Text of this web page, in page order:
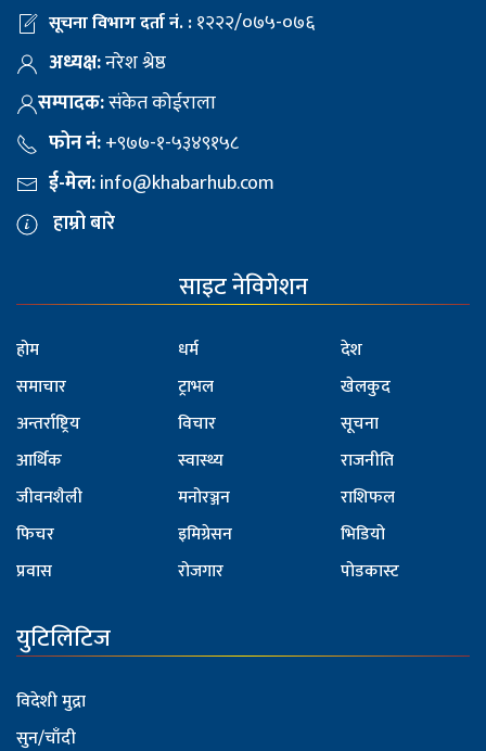
सूचना विभाग दर्ता नं. :१२२२/०७५-०७६
अध्यक्ष:नरेश श्रेष्ठ
सम्पादक:संकेत कोईराला
फोन नं:+९७७-१-५३४९१५८
ई-मेल:info@khabarhub.com
हाम्रो बारे
साइट नेविगेशन
होम
समाचार
अन्तर्राष्ट्रिय
आर्थिक
जीवनशैली
फिचर
प्रवास
धर्म
ट्राभल
विचार
स्वास्थ्य
मनोरञ्जन
इमिग्रेसन
रोजगार
देश
खेलकुद
सूचना
राजनीति
राशिफल
भिडियो
पोडकास्ट
युटिलिटिज
विदेशी मुद्रा
सुन/चाँदी